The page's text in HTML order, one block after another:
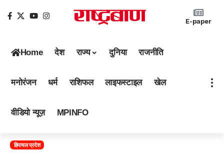
E-paper
Home देश राज्य दुनिया राजनीति
मनोरंजन धर्म राशिफल लाइफस्टाइल खेल
वीडियो न्यूज़ MPINFO
हिमाचल प्रदेश